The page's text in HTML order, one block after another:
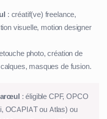
: créatif(ve) freelance,
visuelle, motion designer
photo, création de
masques de fusion.
: éligible CPF, OPCO
OCAPIAT ou Atlas) ou